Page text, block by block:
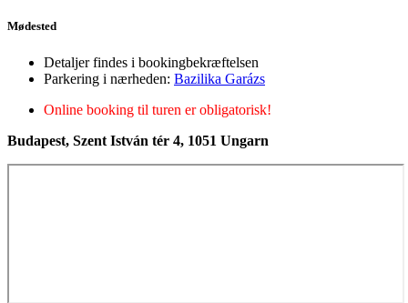
Mødested
Detaljer findes i bookingbekræftelsen
Parkering i nærheden: Bazilika Garázs
Online booking til turen er obligatorisk!
Budapest, Szent István tér 4, 1051 Ungarn